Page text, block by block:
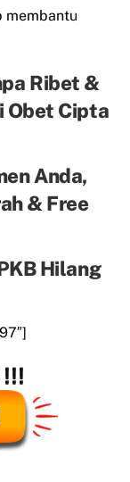
membantu
Ribet &
Obet Cipta
Anda,
& Free
Hilang